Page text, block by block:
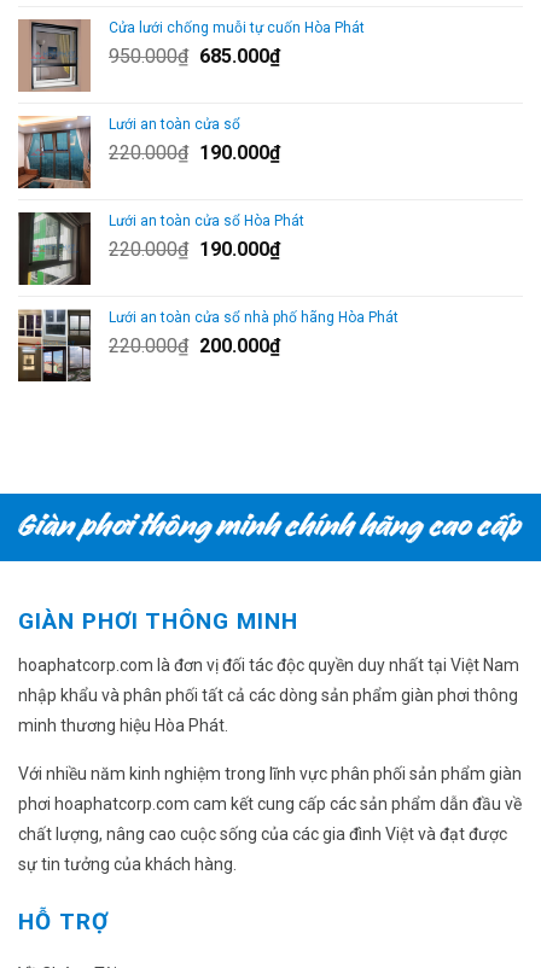
1.685.000₫.là:
Cửa lưới chống muỗi tự cuốn Hòa Phát
950.000₫ Giá
950.000₫.
685.000₫Giá
685.000₫.
Lưới an toàn cửa sổ
220.000₫ Giá
220.000₫.
190.000₫Giá
là:
190.000₫.
Lưới an toàn cửa sổ Hòa Phát
220.000₫ Giá
220.000₫.
190.000₫Giá
là:
190.000₫.
Lưới an toàn cửa sổ nhà phố hãng Hòa Phát
220.000₫ Giá
200.000₫Giá
GIÀN PHƠI THÔNG MINH
hoaphatcorp.com là đơn vị đối tác độc quyền duy nhất tại Việt Nam
nhập khẩu và phân phối tất cả các dòng sản phẩm giàn phơi thông
minh thương hiệu Hòa Phát.
Với nhiều năm kinh nghiệm trong lĩnh vực phân phối sản phẩm giàn
phơi hoaphatcorp.com cam kết cung cấp các sản phẩm dẫn đầu về
chất lượng, nâng cao cuộc sống của các gia đình Việt và đạt được
sự tin tưởng của khách hàng.
HỖ TRỢ